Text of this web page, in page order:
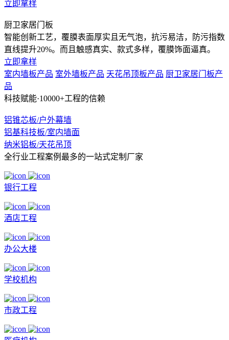
立即拿样
厨卫家居门板
智能创新工艺，覆膜表面厚实且无气泡，抗污易洁，防污指数
直线提升20%。而且触感真实、款式多样，覆膜饰面逼真。
立即拿样
室内墙板产品 室外墙板产品 天花吊顶板产品 厨卫家居门板产
品
科技赋能·10000+工程的信赖
铝锥芯板/户外幕墙
铝基科技板/室内墙面
纳米铝板/天花吊顶
全行业工程案例最多的一站式定制厂家
银行工程
酒店工程
办公大楼
学校机构
市政工程